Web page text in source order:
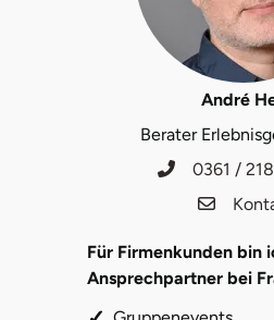
André
Berater
0361 /
Für Firmenkunden bin
Ansprechpartner bei